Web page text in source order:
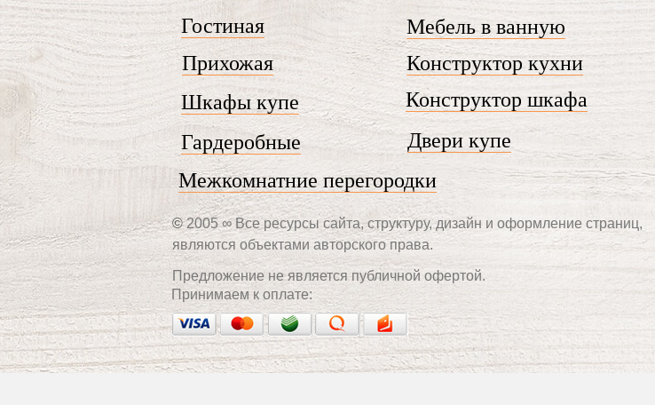
Межкомнатние перегородки
©2005 ∞ Все ресурсы сайта, структуру, дизайн и оформление страниц,
являются объектами авторского права.
Гардеробные
Прихожая
Конструктор шкафа
Шкафы купе
Конструктор кухни
Двери купе
Гостиная Мебель в ванную
Предложение не является публичной офертой.
Принимаем к оплате: